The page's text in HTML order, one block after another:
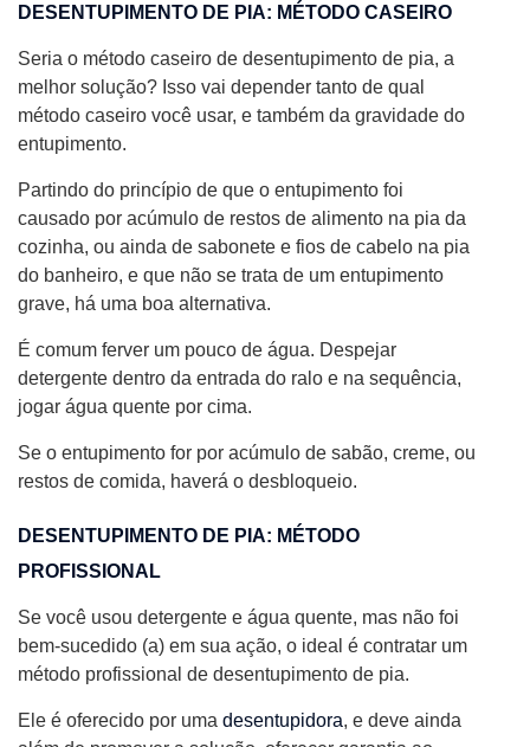
DESENTUPIMENTO DE PIA: MÉTODO CASEIRO
Seria o método caseiro de desentupimento de pia, a
melhor solução? Isso vai depender tanto de qual
método caseiro você usar, e também da gravidade do
entupimento.
Partindo do princípio de que o entupimento foi
causado por acúmulo de restos de alimento na pia da
cozinha, ou ainda de sabonete e fios de cabelo na pia
do banheiro, e que não se trata de um entupimento
grave, há uma boa alternativa.
É comum ferver um pouco de água. Despejar
detergente dentro da entrada do ralo e na sequência,
jogar água quente por cima.
Se o entupimento for por acúmulo de sabão, creme, ou
restos de comida, haverá o desbloqueio.
DESENTUPIMENTO DE PIA: MÉTODO
PROFISSIONAL
Se você usou detergente e água quente, mas não foi
bem-sucedido (a) em sua ação, o ideal é contratar um
método profissional de desentupimento de pia.
Ele é oferecido por uma desentupidora, e deve ainda